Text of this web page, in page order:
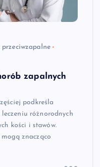
zapalnych
podkreśla
różnorodnych
kości i stawów.
znacząco